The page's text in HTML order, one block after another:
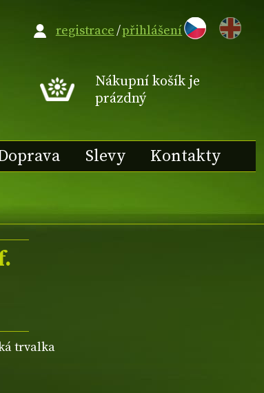
EN
Nákupní košík je
prázdný
Slevy Kontakty
registrace/přihlášení
trvalka